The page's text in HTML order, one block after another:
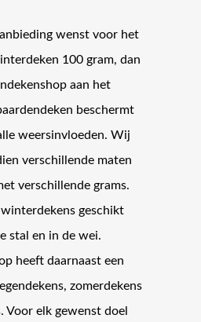
wenst voor het
100 gram, dan
aan het
beschermt
weersinvloeden. Wij
verschillende maten
verschillende grams.
winterdekens geschikt
stal en in de wei.
heeft daarnaast een
zomerdekens
Voor elk gewenst doel